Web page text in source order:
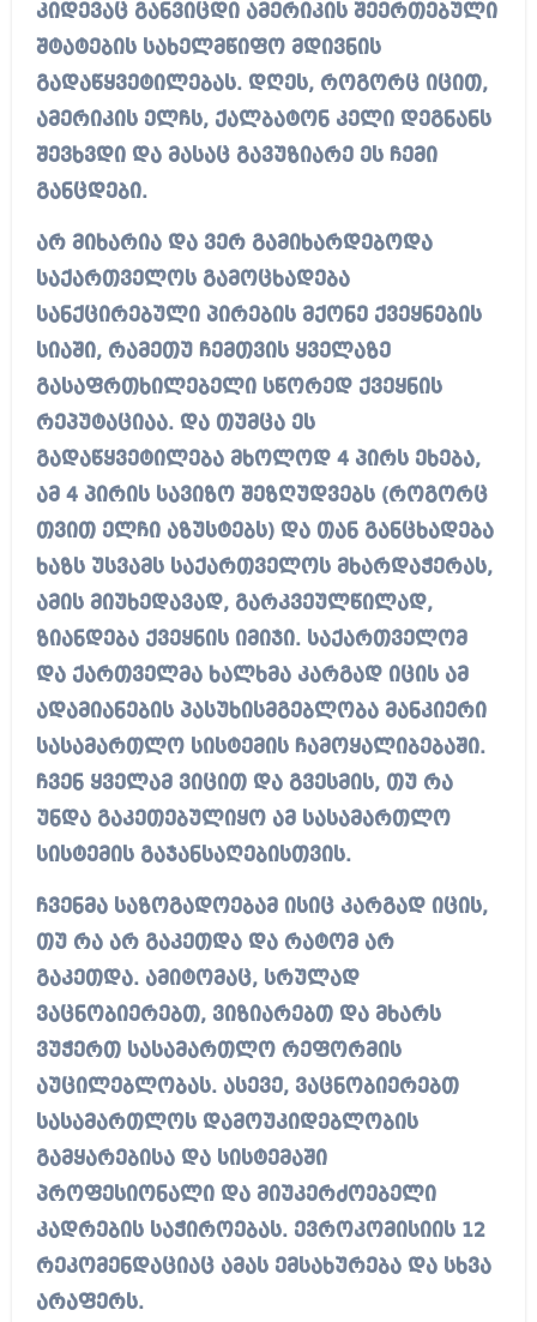
კიდევაც განვიცდი ამერიკის შეერთებული
შტატების სახელმწიფო მდივნის
გადაწყვეტილებას. დღეს, როგორც იცით,
ამერიკის ელჩს, ქალბატონ კელი დეგნანს
შევხვდი და მასაც გავუზიარე ეს ჩემი
განცდები.
არ მიხარია და ვერ გამიხარდებოდა
საქართველოს გამოცხადება
სანქცირებული პირების მქონე ქვეყნების
სიაში, რამეთუ ჩემთვის ყველაზე
გასაფრთხილებელი სწორედ ქვეყნის
რეპუტაციაა. და თუმცა ეს
გადაწყვეტილება მხოლოდ 4 პირს ეხება,
ამ 4 პირის სავიზო შეზღუდვებს (როგორც
თვით ელჩი აზუსტებს) და თან განცხადება
ხაზს უსვამს საქართველოს მხარდაჭერას,
ამის მიუხედავად, გარკვეულწილად,
ზიანდება ქვეყნის იმიჯი. საქართველომ
და ქართველმა ხალხმა კარგად იცის ამ
ადამიანების პასუხისმგებლობა მანკიერი
სასამართლო სისტემის ჩამოყალიბებაში.
ჩვენ ყველამ ვიცით და გვესმის, თუ რა
უნდა გაკეთებულიყო ამ სასამართლო
სისტემის გაჯანსაღებისთვის.
ჩვენმა საზოგადოებამ ისიც კარგად იცის,
თუ რა არ გაკეთდა და რატომ არ
გაკეთდა. ამიტომაც, სრულად
ვაცნობიერებთ, ვიზიარებთ და მხარს
ვუჭერთ სასამართლო რეფორმის
აუცილებლობას. ასევე, ვაცნობიერებთ
სასამართლოს დამოუკიდებლობის
გამყარებისა და სისტემაში
პროფესიონალი და მიუკერძოებელი
კადრების საჭიროებას. ევროკომისიის 12
რეკომენდაციაც ამას ემსახურება და სხვა
არაფერს.